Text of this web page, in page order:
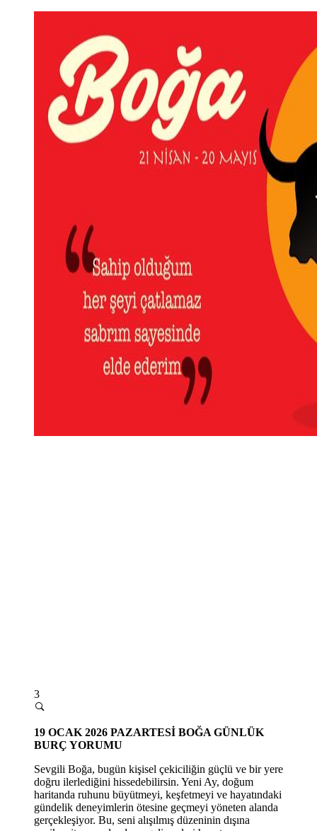
3
19 OCAK 2026 PAZARTESİ BOĞA GÜNLÜK
BURÇ YORUMU
Sevgili Boğa, bugün kişisel çekiciliğin güçlü ve bir yere
doğru ilerlediğini hissedebilirsin. Yeni Ay, doğum
haritanda ruhunu büyütmeyi, keşfetmeyi ve hayatındaki
gündelik deneyimlerin ötesine geçmeyi yöneten alanda
gerçekleşiyor. Bu, seni alışılmış düzeninin dışına